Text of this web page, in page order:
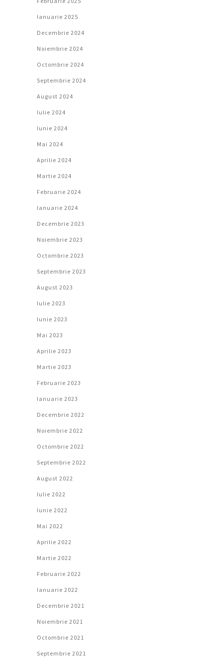
Ianuarie 2025
Decembrie 2024
Noiembrie 2024
Octombrie 2024
Septembrie 2024
August 2024
Iulie 2024
Iunie 2024
Mai 2024
Aprilie 2024
Martie 2024
Februarie 2024
Ianuarie 2024
Decembrie 2023
Noiembrie 2023
Octombrie 2023
Septembrie 2023
August 2023
Iulie 2023
Iunie 2023
Mai 2023
Aprilie 2023
Martie 2023
Februarie 2023
Ianuarie 2023
Decembrie 2022
Noiembrie 2022
Octombrie 2022
Septembrie 2022
August 2022
Iulie 2022
Iunie 2022
Mai 2022
Aprilie 2022
Martie 2022
Februarie 2022
Ianuarie 2022
Decembrie 2021
Noiembrie 2021
Octombrie 2021
Septembrie 2021